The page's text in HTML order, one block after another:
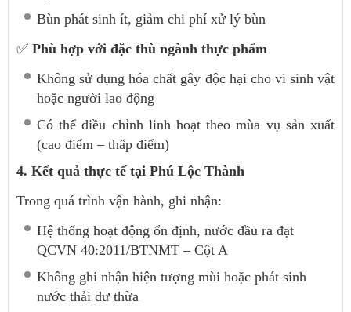
Bùn phát sinh ít, giảm chi phí xử lý bùn
✅ Phù hợp với đặc thù ngành thực phẩm
Không sử dụng hóa chất gây độc hại cho vi sinh vật
hoặc người lao động
Có thể điều chỉnh linh hoạt theo mùa vụ sản xuất
(cao điểm – thấp điểm)
4. Kết quả thực tế tại Phú Lộc Thành
Trong quá trình vận hành, ghi nhận:
Hệ thống hoạt động ổn định, nước đầu ra đạt
QCVN 40:2011/BTNMT – Cột A
Không ghi nhận hiện tượng mùi hoặc phát sinh
nước thải dư thừa